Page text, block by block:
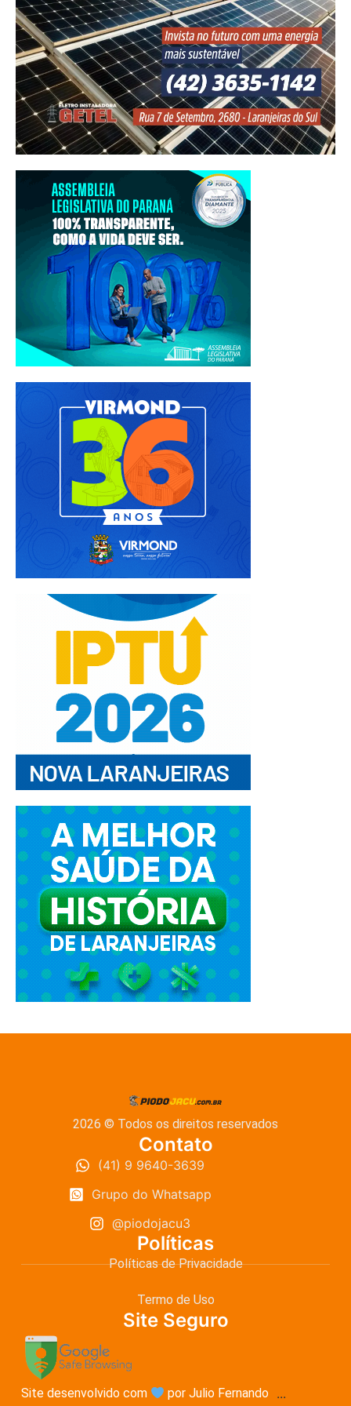
2026 © Todos os direitos reservados
Contato
(41) 9 9640-3639
Grupo do Whatsapp
@piodojacu3
Políticas
Políticas de Privacidade
Termo de Uso
Site Seguro
Site desenvolvido com por Julio Fernando ...